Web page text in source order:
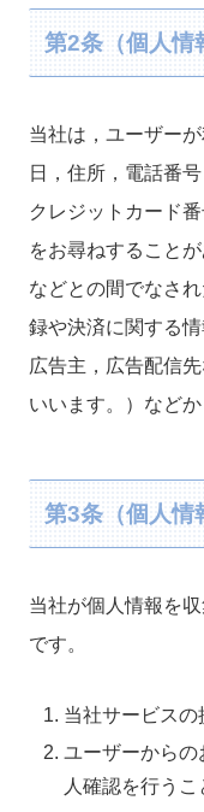
第2条（個人情
当社は，ユーザー
日，住所，電話番
クレジットカード
をお尋ねすること
などとの間でなさ
録や決済に関する
広告主，広告配信
いいます。）など
第3条（個人情
当社が個人情報を
です。
当社サービス
ユーザーから
人確認を行うこ